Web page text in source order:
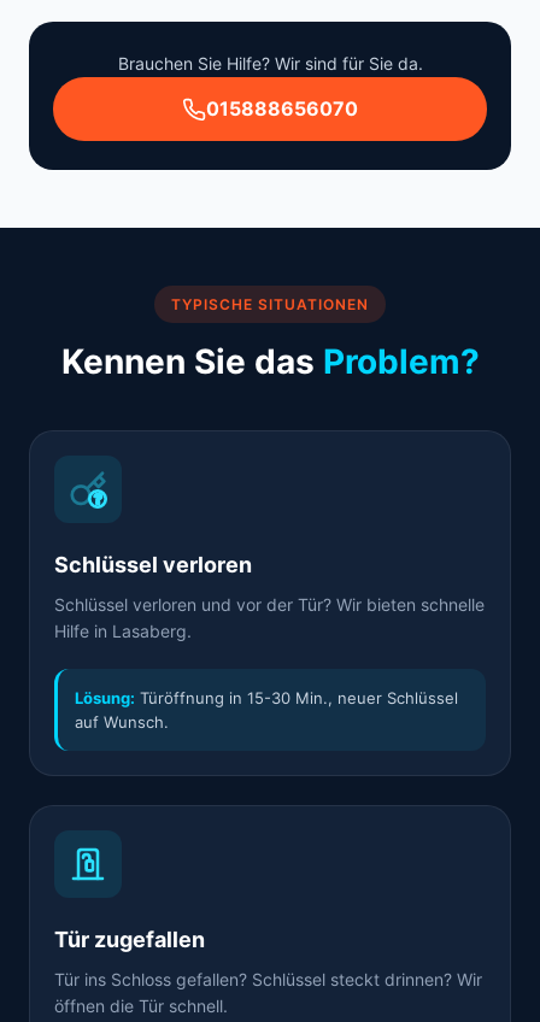
Brauchen Sie Hilfe? Wir sind für Sie da.
015888656070
TYPISCHE SITUATIONEN
Kennen Sie das Problem?
Schlüssel verloren
Schlüssel verloren und vor der Tür? Wir bieten schnelle
Hilfe in Lasaberg.
Lösung: Türöffnung in 15-30 Min., neuer Schlüssel
auf Wunsch.
Tür zugefallen
Tür ins Schloss gefallen? Schlüssel steckt drinnen? Wir
öffnen die Tür schnell.